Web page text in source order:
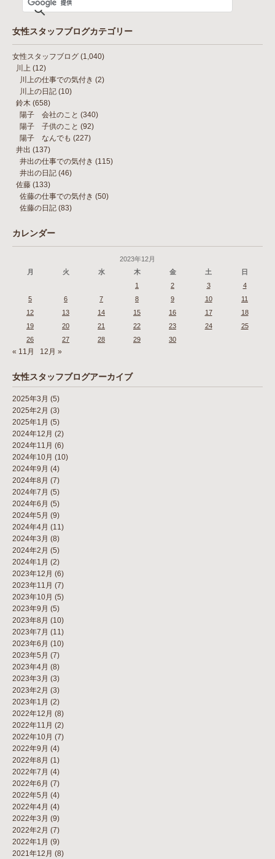
女性スタッフブログカテゴリー
女性スタッフブログ (1,040)
川上 (12)
川上の仕事での気付き (2)
川上の日記 (10)
鈴木 (658)
陽子 会社のこと (340)
陽子 子供のこと (92)
陽子 なんでも (227)
井出 (137)
井出の仕事での気付き (115)
井出の日記 (46)
佐藤 (133)
佐藤の仕事での気付き (50)
佐藤の日記 (83)
カレンダー
2023年12月
月
火 水 木 金 土
日
1
2 3
4
5
6 7 8 9 10
11
12
13 14 15 16 17
18
19
20 21 22 23 24
25
26
27 28 29 30
« 11月 12月 »
女性スタッフブログアーカイブ
2025年3月 (5)
2025年2月 (3)
2025年1月 (5)
2024年12月 (2)
2024年11月 (6)
2024年10月 (10)
2024年9月 (4)
2024年8月 (7)
2024年7月 (5)
2024年6月 (5)
2024年5月 (9)
2024年4月 (11)
2024年3月 (8)
2024年2月 (5)
2024年1月 (2)
2023年12月 (6)
2023年11月 (7)
2023年10月 (5)
2023年9月 (5)
2023年8月 (10)
2023年7月 (11)
2023年6月 (10)
2023年5月 (7)
2023年4月 (8)
2023年3月 (3)
2023年2月 (3)
2023年1月 (2)
2022年12月 (8)
2022年11月 (2)
2022年10月 (7)
2022年9月 (4)
2022年8月 (1)
2022年7月 (4)
2022年6月 (7)
2022年5月 (4)
2022年4月 (4)
2022年3月 (9)
2022年2月 (7)
2022年1月 (9)
2021年12月 (8)